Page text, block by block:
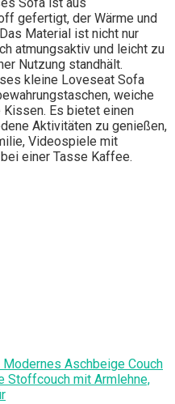
gefertigt, der Wärme und
Material ist nicht nur
atmungsaktiv und leicht zu
Nutzung standhält.
kleine Loveseat Sofa
weiche
Kissen. Es bietet einen
Aktivitäten zu genießen,
Videospiele mit
einer Tasse Kaffee.
Aschbeige Couch
Stoffcouch mit Armlehne,